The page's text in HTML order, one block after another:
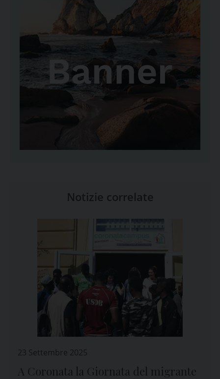
Notizie correlate
23 Settembre 2025
A Coronata la Giornata del migrante